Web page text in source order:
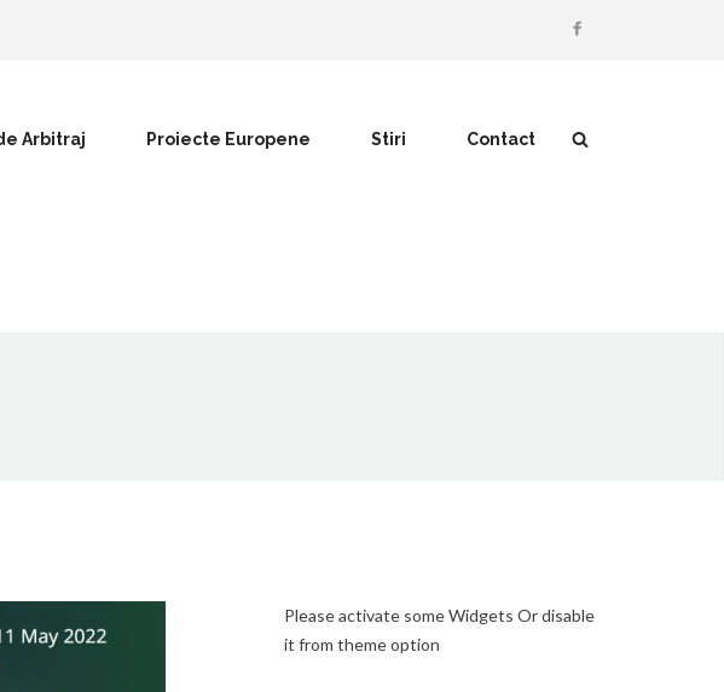
Arbitraj Proiecte Europene Stiri Contact
Please activate some Widgets Or disable
it from theme option